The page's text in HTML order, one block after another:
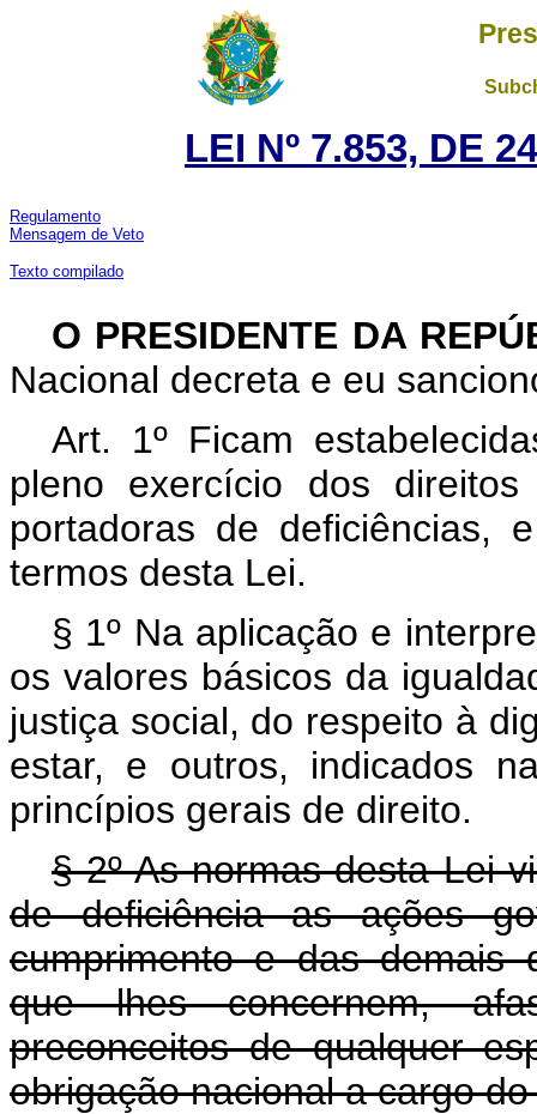
LEI Nº 7.853, DE
Regulamento
Mensagem de Veto
Texto compilado
O PRESIDENTE DA
Nacional decreta e eu
Art. 1º Ficam
pleno exercício dos
portadoras de deficiências,
termos desta Lei.
§ 1º Na aplicação e
os valores básicos da
justiça social, do respeito à
estar, e outros, indicados
princípios gerais de direito.
§ 2º As normas desta Lei
de deficiência as ações
cumprimento e das demais
que lhes concernem,
preconceitos de qualquer
obrigação nacional a cargo